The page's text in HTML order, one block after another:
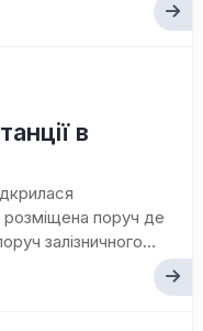
в
розміщена поруч де
залізничного...